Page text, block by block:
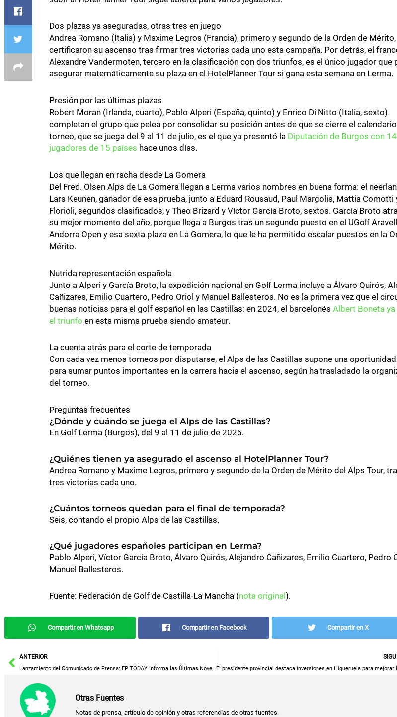
Dos plazas ya aseguradas, otras tres en juego
Andrea Romano (Italia) y Maxime Legros (Francia), primero y segundo de la Orden de Mérito,
certificaron su ascenso tras firmar tres victorias cada uno esta campaña. Por detrás, el
Alexandre Vandermoten, tercero en la clasificación con dos triunfos, es el único jugador que
asegurar matemáticamente su plaza en el HotelPlanner Tour si gana esta semana en Lerma.
Presión por las últimas plazas
Robert Moran (Irlanda, cuarto), Pablo Alperi (España, quinto) y Enrico Di Nitto (Italia, sexto)
completan el grupo que pelea por consolidar su posición antes de que se cierre el calendario.
torneo, que se juega del 9 al 11 de julio, es el que ya presentó la Diputación de Burgos con
jugadores de 15 países hace unos días.
Los que llegan en racha desde La Gomera
Del Fred. Olsen Alps de La Gomera llegan a Lerma varios nombres en buena forma: el
Lars Keunen, ganador de esa prueba, junto a Eduard Rousaud, Paul Margolis, Mattia Comotti
Florioli, segundos clasificados, y Theo Brizard y Víctor García Broto, sextos. García Broto
su mejor momento del año, porque llega a Burgos tras un segundo puesto en el UGolf Aravell
Andorra Open y esa sexta plaza en La Gomera, lo que le ha permitido escalar puestos en la
Mérito.
Nutrida representación española
Junto a Alperi y García Broto, la expedición nacional en Golf Lerma incluye a Álvaro Quirós,
Cañizares, Emilio Cuartero, Pedro Oriol y Manuel Ballesteros. No es la primera vez que el
buenas noticias para el golf español en las Castillas: en 2024, el barcelonés Albert Boneta ya
el triunfo en esta misma prueba siendo amateur.
La cuenta atrás para el corte de temporada
Con cada vez menos torneos por disputarse, el Alps de las Castillas supone una
para sumar puntos importantes en la carrera hacia el ascenso, según ha trasladado la
del torneo.
Preguntas frecuentes
¿Dónde y cuándo se juega el Alps de las Castillas?
En Golf Lerma (Burgos), del 9 al 11 de julio de 2026.
¿Quiénes tienen ya asegurado el ascenso al HotelPlanner Tour?
Andrea Romano y Maxime Legros, primero y segundo de la Orden de Mérito del Alps Tour,
tres victorias cada uno.
¿Cuántos torneos quedan para el final de temporada?
Seis, contando el propio Alps de las Castillas.
¿Qué jugadores españoles participan en Lerma?
Pablo Alperi, Víctor García Broto, Álvaro Quirós, Alejandro Cañizares, Emilio Cuartero, Pedro
Manuel Ballesteros.
Fuente: Federación de Golf de Castilla-La Mancha (nota original ).
Compartir en Whatsapp Compartir en Facebook Compartir en X
AntANTERIOR
Lanzamiento del Comunicado de Prensa: EP TODAY Informa las Últimas Novedades
Otras Fuentes
Notas de prensa, artículo de opinión y otras referencias de otras fuentes.